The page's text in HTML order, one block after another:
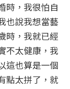
時，我很怕自
也說我想當藝
時，我就已經
不太健康，我
這也算是一個
點太拼了，就